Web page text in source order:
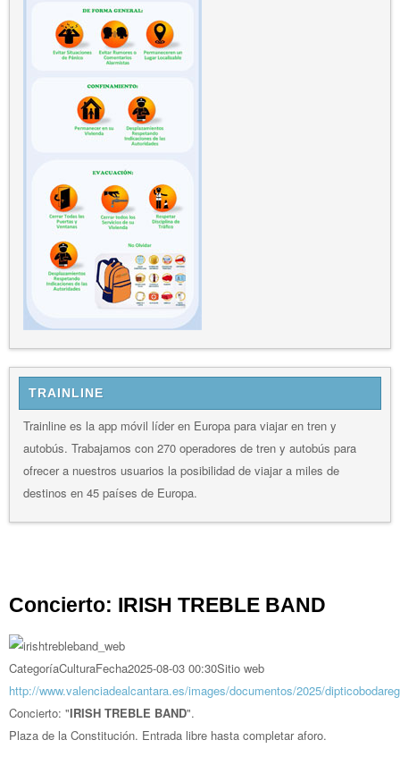
TRAINLINE
Trainline es la app móvil líder en Europa para viajar en tren y
autobús. Trabajamos con 270 operadores de tren y autobús para
ofrecer a nuestros usuarios la posibilidad de viajar a miles de
destinos en 45 países de Europa.
Concierto: IRISH TREBLE BAND
CategoríaCulturaFecha2025-08-03 00:30Sitio web
http://www.valenciadealcantara.es/images/documentos/2025/
Concierto: "IRISH TREBLE BAND".
Plaza de la Constitución. Entrada libre hasta completar aforo.